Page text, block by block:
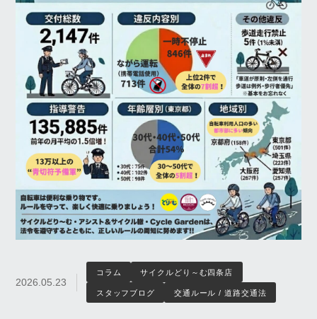
2026.05.23
コラム サイクルどり～む四条店
スタッフブログ 交通ルール / 道路交通法